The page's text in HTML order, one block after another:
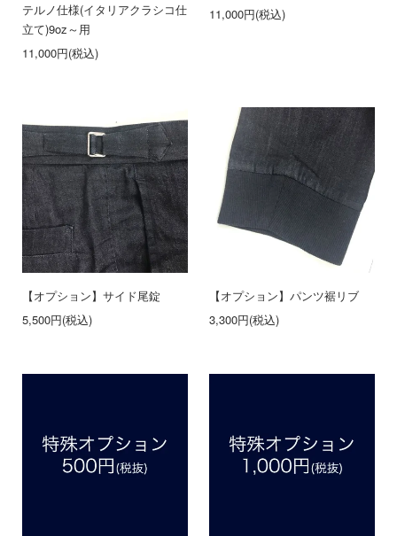
テルノ仕様(イタリアクラシコ仕
立て)9oz～用
11,000円(税込)
11,000円(税込)
【オプション】サイド尾錠
5,500円(税込)
【オプション】パンツ裾リブ
3,300円(税込)